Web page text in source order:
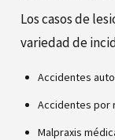
Los casos de
variedad de
Accidentes
Accidentes por
Malpraxis